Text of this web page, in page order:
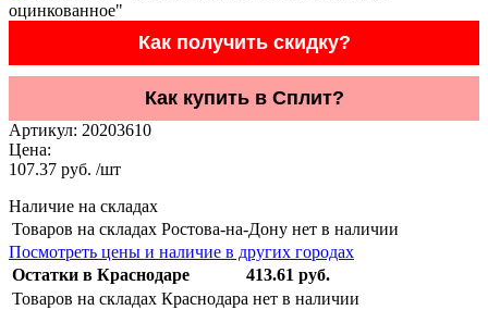
Как получить скидку?
Как купить в Сплит?
Артикул: 20203610
Цена:
107.37 руб. /шт
Наличие на складах
Товаров на складах Ростова-на-Дону нет в наличии
Посмотреть цены и наличие в других городах
Остатки в Краснодаре
413.61 руб.
Товаров на складах Краснодара нет в наличии